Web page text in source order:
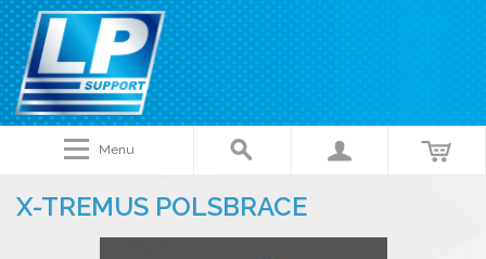
Menu
X-TREMUS POLSBRACE